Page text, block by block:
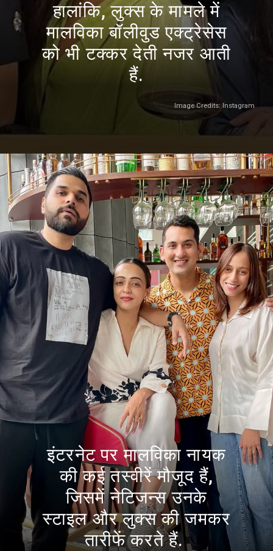
Image Credits: Instagram
हालांकि, लुक्स के मामले में
मालविका बॉलीवुड एक्ट्रेसेस
को भी टक्कर देती नजर आती
हैं.
इंटरनेट पर मालविका नायक
की कई तस्वीरें मौजूद हैं,
जिसमें नेटिजन्स उनके
स्टाइल और लुक्स की जमकर
तारीफें करते हैं.